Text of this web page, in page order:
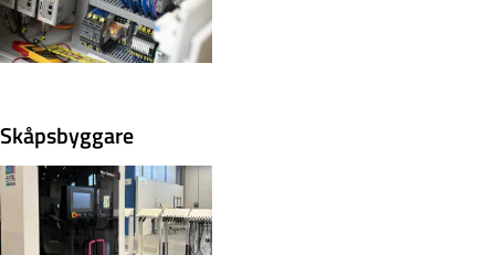
Skåpsbyggare